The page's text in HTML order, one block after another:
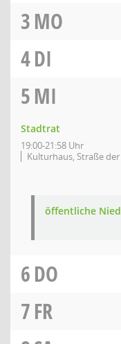
3MO
4DI
5MI
Stadtrat
19:00-21:58 Uhr
Kulturhaus, Straße
öffentliche
6DO
7FR